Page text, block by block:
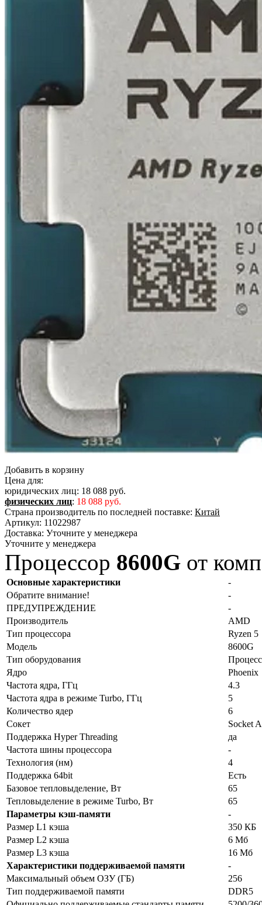
Добавить в корзину
Цена для:
юридических лиц: 18 088 руб.
физических лиц: 18 088 руб.
Страна производитель по последней поставке: Китай
Артикул: 11022987
Доставка: Уточните у менеджера
Уточните у менеджера
Процессор 8600G от
Основные характеристики
-
Обратите внимание!
-
ПРЕДУПРЕЖДЕНИЕ
-
Производитель
AMD
Тип процессора
Ryzen 5
Модель
8600G
Тип оборудования
Ядро
Phoenix
Частота ядра, ГГц
4.3
Частота ядра в режиме Turbo, ГГц
5
Количество ядер
6
Сокет
Socket
Поддержка Hyper Threading
да
Частота шины процессора
-
Технология (нм)
4
Поддержка 64bit
Есть
Базовое тепловыделение, Вт
65
Тепловыделение в режиме Turbo, Вт
65
Параметры кэш-памяти
-
Размер L1 кэша
350 КБ
Размер L2 кэша
6 Мб
Размер L3 кэша
16 Мб
Характеристики поддерживаемой памяти
-
Максимальный объем ОЗУ (ГБ)
256
Тип поддерживаемой памяти
DDR5